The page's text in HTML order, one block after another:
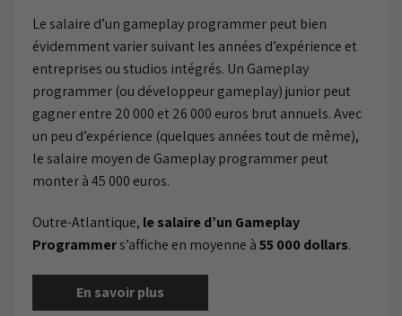
Le salaire d’un gameplay programmer peut bien
évidemment varier suivant les années d’expérience et
entreprises ou studios intégrés. Un Gameplay
programmer (ou développeur gameplay) junior peut
gagner entre 20 000 et 26 000 euros brut annuels. Avec
un peu d’expérience (quelques années tout de même),
le salaire moyen de Gameplay programmer peut
monter à 45 000 euros.
Outre-Atlantique, le salaire d’un Gameplay
Programmers’affiche en moyenne à55 000 dollars.
En savoir plus